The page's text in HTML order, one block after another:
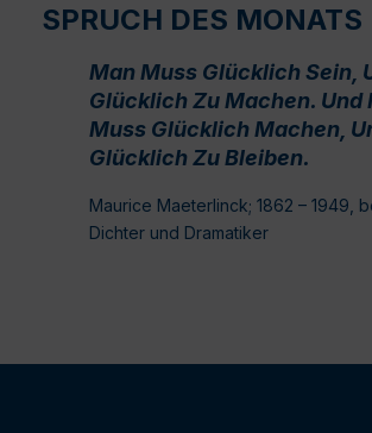
SPRUCH DES MONATS
Man Muss Glücklich Sein,
Glücklich Zu Machen. Und
Muss Glücklich Machen,
Glücklich Zu Bleiben.
Maurice Maeterlinck; 1862 – 1949,
Dichter und Dramatiker